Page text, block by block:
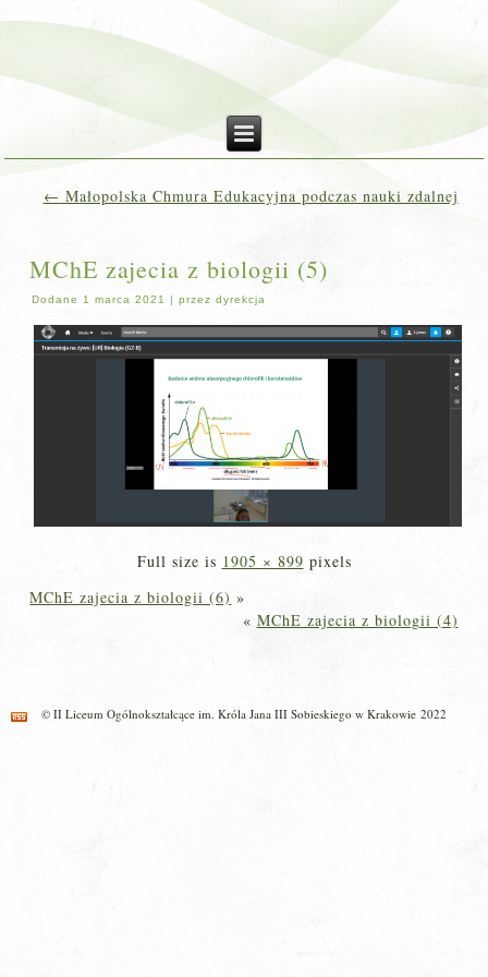
← Małopolska Chmura Edukacyjna podczas nauki zdalnej
MChE zajecia z biologii (5)
Dodane 1 marca 2021 |przez dyrekcja
Full size is 1905 × 899 pixels
MChE zajecia z biologii (6) »
« MChE zajecia z biologii (4)
© II Liceum Ogólnokształcące im. Króla Jana III Sobieskiego w Krakowie 2022